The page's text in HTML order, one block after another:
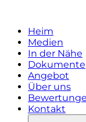
Heim
Medien
In der Nähe
Dokumente
Angebot
Über uns
Kontakt